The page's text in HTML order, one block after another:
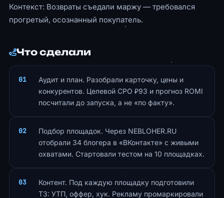
Контекст: Возвраты съедали маржу — требовался
прогретый, осознанный покупатель.
Что сделали
Аудит и план. Разобрали карточку, цены и
конкурентов. Целевой CPO ₽93 и прогноз ROMI
посчитали до запуска, а не «по факту».
Подбор площадок. Через NEBLOHER.RU
отобрали 34 блогера в «ВКонтакте» с живыми
охватами. Стартовали тестом на 10 площадках.
Контент. Под каждую площадку подготовили
ТЗ: УТП, оффер, хук. Рекламу промаркировали